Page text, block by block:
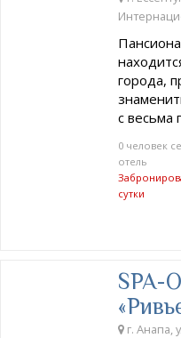
города,
с весьма
0 человек
отель
сутки
SPA-
г. Анапа,